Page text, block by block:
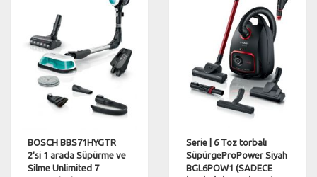
BOSCH BBS71HYGTR
2'si 1 arada Süpürme ve
Silme Unlimited 7
Serie | 6 Toz torbalı
SüpürgeProPower Siyah
BGL6POW1 (SADECE